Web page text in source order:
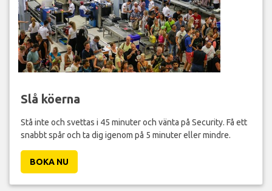
Slå köerna
Stå inte och svettas i 45 minuter och vänta på Security. Få ett
snabbt spår och ta dig igenom på 5 minuter eller mindre.
BOKA NU